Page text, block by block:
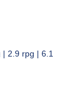
2.9 rpg | 6.1